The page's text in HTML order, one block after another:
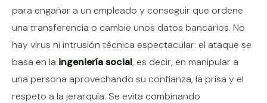
para engañar a un empleado y conseguir que ordene
una transferencia o cambie unos datos bancarios. No
hay virus ni intrusión técnica espectacular: el ataque se
basa en la ingeniería social, es decir, en manipular a
una persona aprovechando su confianza, la prisa y el
respeto a la jerarquía. Se evita combinando